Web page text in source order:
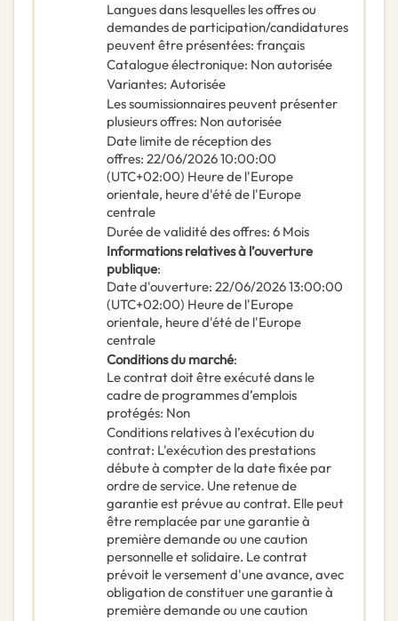
Langues dans lesquelles les offres ou
demandes de participation/candidatures
peuvent être présentées: français
Catalogue électronique: Non autorisée
Variantes: Autorisée
Les soumissionnaires peuvent présenter
plusieurs offres: Non autorisée
Date limite de réception des
offres: 22/06/202610:00:00
(UTC+02:00) Heure de l'Europe
orientale, heure d'été de l'Europe
centrale
Durée de validité des offres: 6 Mois
Informations relatives à l’ouverture
publique:
Date d'ouverture: 22/06/202613:00:00
(UTC+02:00) Heure de l'Europe
orientale, heure d'été de l'Europe
centrale
Conditions du marché:
Le contrat doit être exécuté dans le
cadre de programmes d’emplois
protégés: Non
Conditions relatives à l’exécution du
contrat: L'exécution des prestations
débute à compter de la date fixée par
ordre de service. Une retenue de
garantie est prévue au contrat. Elle peut
être remplacée par une garantie à
première demande ou une caution
personnelle et solidaire. Le contrat
prévoit le versement d'une avance, avec
obligation de constituer une garantie à
première demande ou une caution